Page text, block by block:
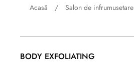
Acasă Salon de infrumusetare
BODY EXFOLIATING